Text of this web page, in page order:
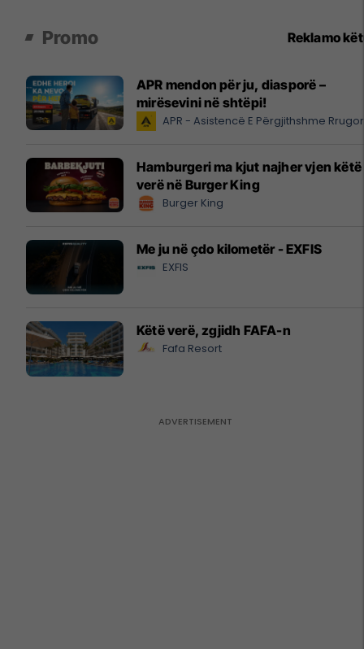
Promo Reklamo
APR mendon për ju, diasporë –
mirësevini në shtëpi!
APR - Asistencë E Përgjithshme
Hamburgeri ma kjut najher vjen këtë
verë në Burger King
Burger King
Me ju në çdo kilometër - EXFIS
EXFIS
Këtë verë, zgjidh FAFA-n
Fafa Resort